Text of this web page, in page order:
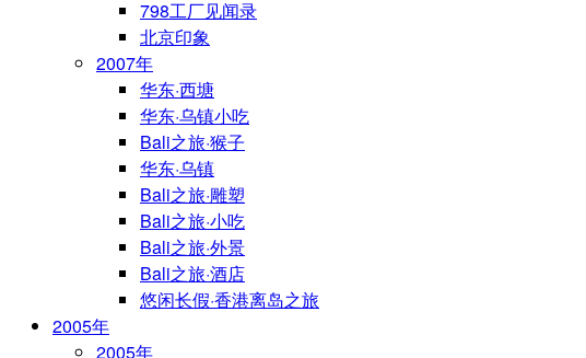
798工厂见闻录
北京印象
2007年
华东·西塘
华东·乌镇小吃
Bali之旅·猴子
华东·乌镇
Bali之旅·雕塑
Bali之旅·小吃
Bali之旅·外景
Bali之旅·酒店
悠闲长假·香港离岛之旅
2005年
2005年